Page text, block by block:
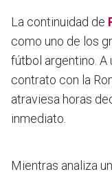
La continuidad de
como uno de los
fútbol argentino. A
contrato con la
atraviesa horas
inmediato.
Mientras analiza